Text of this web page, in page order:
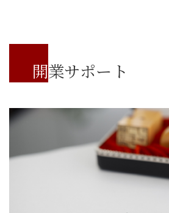
開業サポート